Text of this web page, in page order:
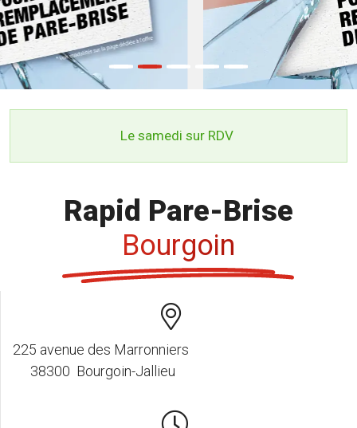
Le samedi sur RDV
Rapid Pare-Brise
Bourgoin
225 avenue des Marronniers
38300 Bourgoin-Jallieu